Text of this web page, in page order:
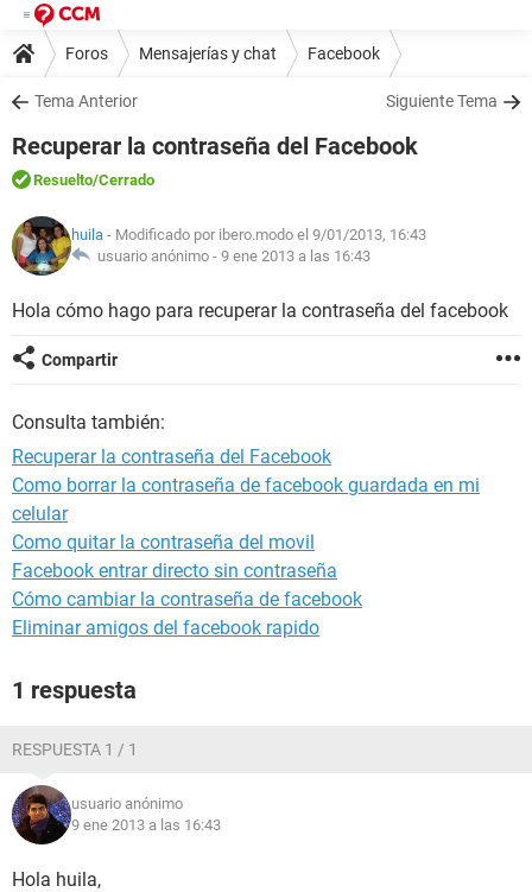
Foros Mensajerías y chat Facebook
Tema Anterior Siguiente Tema
Recuperar la contraseña del Facebook
Resuelto/Cerrado
huila - Modificado por ibero.modo el 9/01/2013, 16:43
usuario anónimo - 9 ene 2013 a las 16:43
Hola cómo hago para recuperar la contraseña del facebook
Compartir
Consulta también:
Recuperar la contraseña del Facebook
Como borrar la contraseña de facebook guardada en mi
celular
Como quitar la contraseña del movil
Facebook entrar directo sin contraseña
Cómo cambiar la contraseña de facebook
Eliminar amigos del facebook rapido
1 respuesta
RESPUESTA 1 / 1
usuario anónimo
9 ene 2013 a las 16:43
Hola huila,